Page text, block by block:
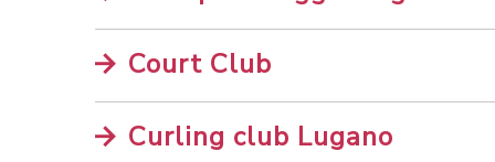
Court Club
Curling club Lugano